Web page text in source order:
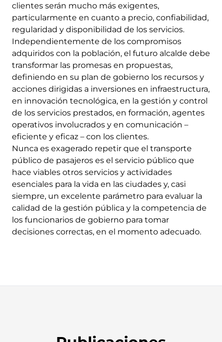
clientes serán mucho más exigentes,
particularmente en cuanto a precio, confiabilidad,
regularidad y disponibilidad de los servicios.
Independientemente de los compromisos
adquiridos con la población, el futuro alcalde debe
transformar las promesas en propuestas,
definiendo en su plan de gobierno los recursos y
acciones dirigidas a inversiones en infraestructura,
en innovación tecnológica, en la gestión y control
de los servicios prestados, en formación, agentes
operativos involucrados y en comunicación –
eficiente y eficaz – con los clientes.
Nunca es exagerado repetir que el transporte
público de pasajeros es el servicio público que
hace viables otros servicios y actividades
esenciales para la vida en las ciudades y, casi
siempre, un excelente parámetro para evaluar la
calidad de la gestión pública y la competencia de
los funcionarios de gobierno para tomar
decisiones correctas, en el momento adecuado.